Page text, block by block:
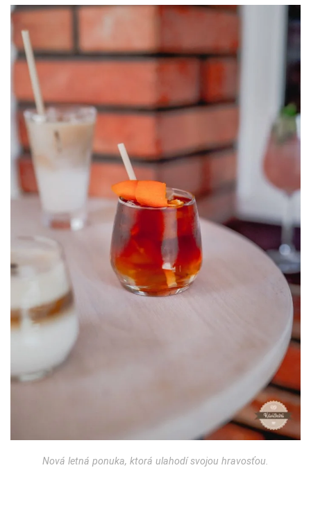
Nová letná ponuka, ktorá ulahodí svojou hravosťou.